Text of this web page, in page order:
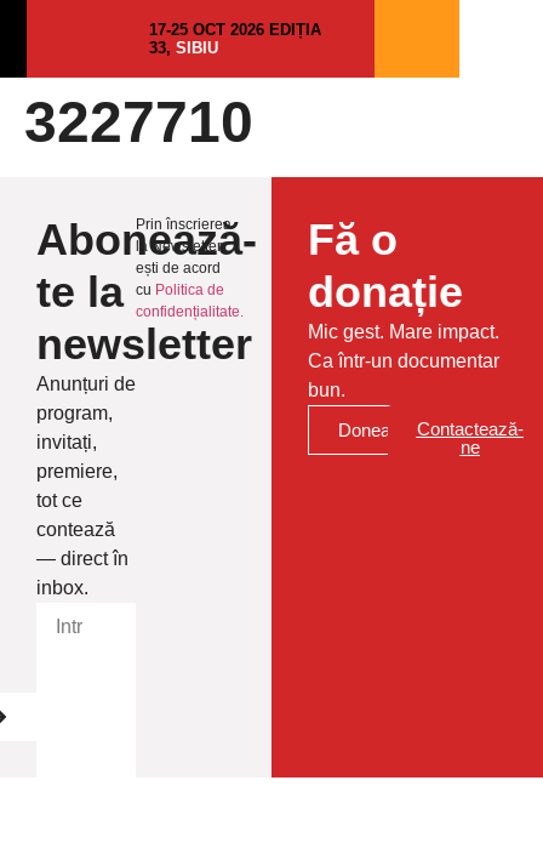
17-25 OCT 2026 EDIȚIA
33, SIBIU
3227710
Abonează-
te la
newsletter
Anunțuri de
program,
invitați,
premiere,
tot ce
contează
— direct în
inbox.
Prin înscrierea
la Newsletter
ești de acord
cu Politica de
confidențialitate.
Fă o
donație
Mic gest. Mare impact.
Ca într-un documentar
bun.
Donează
Contactează-
ne